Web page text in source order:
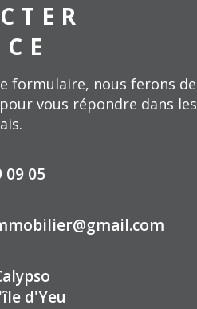
formulaire, nous ferons de
vous répondre dans les
09 05
L'île d'Yeu